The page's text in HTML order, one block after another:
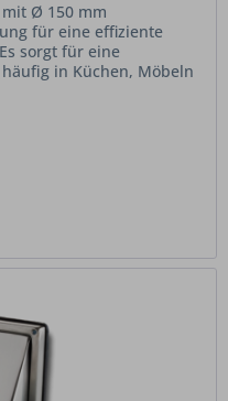
Ø 150 mm
für eine effiziente
sorgt für eine
in Küchen, Möbeln